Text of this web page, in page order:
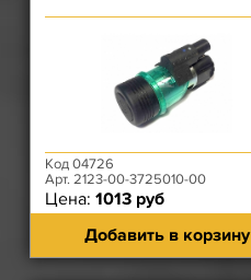
Код 04726
Арт. 2123-00-3725010-00
Цена: 1013 руб
Добавить в корзину